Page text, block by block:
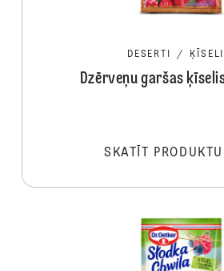
DESERTI /
Dzērveņu garšas
SKATĪT PRODUKTU